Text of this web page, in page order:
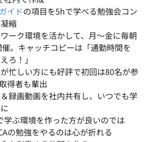
イドの項目を5hで学べる勉強会コン
縮
ーク環境を活かして、月〜金に毎朝
。キャッチコピーは「通勤時間を
ろ！」
忙しい方にも好評で初回は80名が参
得者も輩出
録画動画を社内共有し、いつでも学
学ぶ環境を作った方が良いのでは
の勉強をやるのは心が折れる